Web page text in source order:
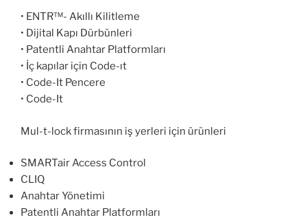
• ENTR™- Akıllı Kilitleme
• Dijital Kapı Dürbünleri
• Patentli Anahtar Platformları
• İç kapılar için Code-ıt
• Code-It Pencere
• Code-It
Mul-t-lock firmasının iş yerleri için ürünleri
SMARTair Access Control
CLIQ
Anahtar Yönetimi
Patentli Anahtar Platformları